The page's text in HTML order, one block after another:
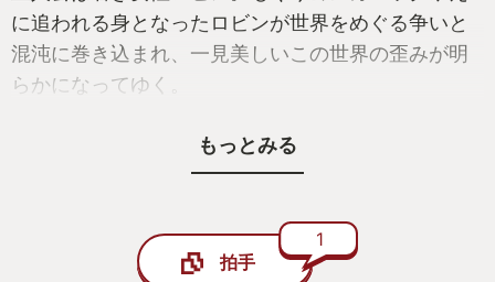
に追われる身となったロビンが世界をめぐる争いと
混沌に巻き込まれ、一見美しいこの世界の歪みが明
らかになってゆく。
難易度は3つから選べるので、アクションが苦手な人
から慣れてる人まで幅広く楽しめるであろう程よい
ところもあるけど、パズル的な謎解き要素も多く飽
きさせないし、宝箱を見つけるために隠し通路を探
もっとみる
拍手
1